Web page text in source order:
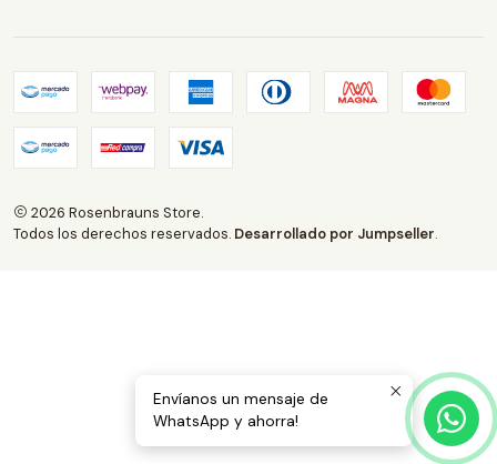
2026 Rosenbrauns Store.
Todos los derechos reservados. Desarrollado por Jumpseller.
Envíanos un mensaje de
WhatsApp y ahorra!